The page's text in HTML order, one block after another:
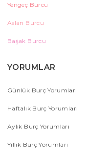
Yengeç Burcu
Aslan Burcu
Başak Burcu
YORUMLAR
Günlük Burç Yorumları
Haftalık Burç Yorumları
Aylık Burç Yorumları
Yıllık Burç Yorumları